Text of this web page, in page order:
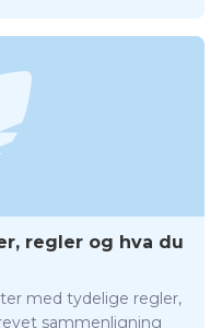
regler og hva du
med tydelige regler,
sammenligning